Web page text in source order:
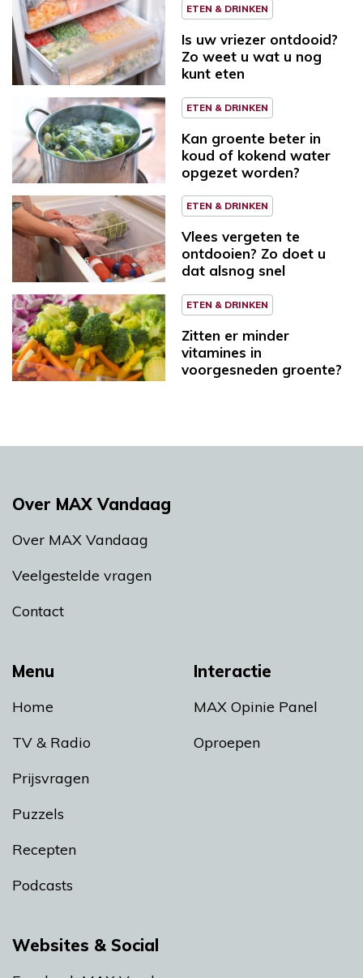
ETEN & DRINKEN
Is uw vriezer ontdooid?
Zo weet u wat u nog
kunt eten
ETEN & DRINKEN
Kan groente beter in
koud of kokend water
opgezet worden?
ETEN & DRINKEN
Vlees vergeten te
ontdooien? Zo doet u
dat alsnog snel
ETEN & DRINKEN
Zitten er minder
vitamines in
voorgesneden groente?
Menu
Home
TV & Radio
Prijsvragen
Puzzels
Recepten
Podcasts
Interactie
MAX Opinie Panel
Oproepen
Over MAX Vandaag
Over MAX Vandaag
Veelgestelde vragen
Contact
Websites & Social